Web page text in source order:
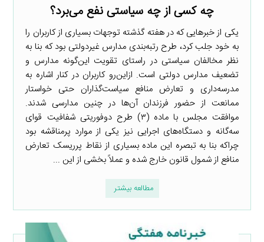
چه کسی از چه سیاستی نفع می‌برد؟
یکی از خبرهایی که در هفته گذشته توجهات بسیاری از کاربران را
به خود جلب کرد، طرح رتبه‌بندی مدارس غیردولتی بود که بنا به
نظر مخالفان سیاستی در راستای تقویت این‌گونه مدارس و
تضعیف مدارس دولتی است. ازاین‌رو کاربران در کنار اشاره به
مدرسه‌داری و تعارض منافع سیاست‌گذاران حتی خواستار
ممانعت از حضور فرزندان آن‌ها در چنین مدارسی شدند.
موافقت مجلس با ماده (۳) طرح دوفوریتی شفافیت قوای
سه‌گانه و دستگاه‌های اجرایی نیز یکی از موارد پرمناقشه بود
چراکه بنا به تبصره این ماده بسیاری از نقاط پرریسک تعارض
منافع از شمول قانون خارج شده و عملاً بخشی از این ...
مطالعه بیشتر